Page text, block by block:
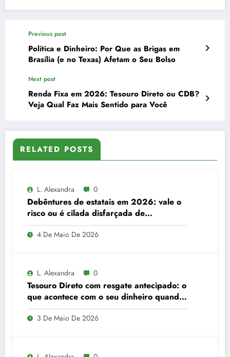
Previous post
Política e Dinheiro: Por Que as Brigas em
Brasília (e no Texas) Afetam o Seu Bolso
Next post
Renda Fixa em 2026: Tesouro Direto ou CDB?
Veja Qual Faz Mais Sentido para Você
RELATED POSTS
L. Alexandra 0
Debêntures de estatais em 2026: vale o
risco ou é cilada disfarçada de
segurança?
4 De Maio De 2026
L. Alexandra 0
Tesouro Direto com resgate antecipado: o
que acontece com o seu dinheiro quando
você sai antes da hora
3 De Maio De 2026